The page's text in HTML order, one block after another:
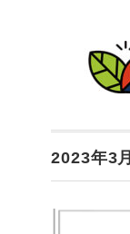
2023年3月